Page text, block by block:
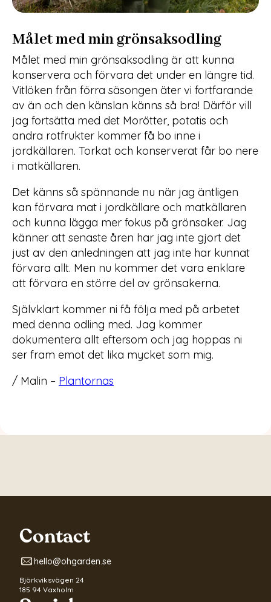
Målet med min grönsaksodling
Målet med min grönsaksodling är att kunna
konservera och förvara det under en längre tid.
Vitlöken från förra säsongen äter vi fortfarande
av än och den känslan känns så bra! Därför vill
jag fortsätta med det Morötter, potatis och
andra rotfrukter kommer få bo inne i
jordkällaren. Torkat och konserverat får bo nere
i matkällaren.
Det känns så spännande nu när jag äntligen
kan förvara mat i jordkällare och matkällaren
och kunna lägga mer fokus på grönsaker. Jag
känner att senaste åren har jag inte gjort det
just av den anledningen att jag inte har kunnat
förvara allt. Men nu kommer det vara enklare
att förvara en större del av grönsakerna.
Självklart kommer ni få följa med på arbetet
med denna odling med. Jag kommer
dokumentera allt eftersom och jag hoppas ni
ser fram emot det lika mycket som mig.
/ Malin – Plantornas
Contact
hello@ohgarden.se
Björkviksvägen 24
185 94 Vaxholm